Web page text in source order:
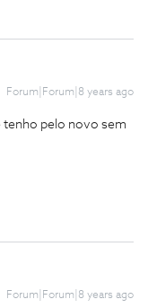
Forum|Forum|8 years ago
tenho pelo novo sem
Forum|Forum|8 years ago